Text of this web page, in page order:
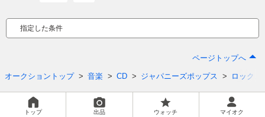
指定した条件
ページトップへ
オークショントップ 音楽 CD ジャパニーズポップス ロック、
トップ 出品 ウォッチ マイオク